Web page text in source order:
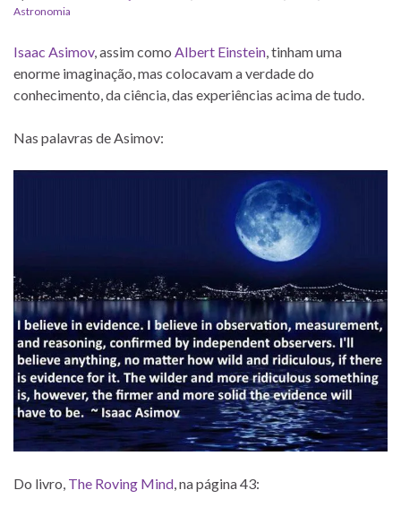
Astronomia
Isaac Asimov, assim como Albert Einstein, tinham uma
enorme imaginação, mas colocavam a verdade do
conhecimento, da ciência, das experiências acima de tudo.
Nas palavras de Asimov:
Do livro, The Roving Mind, na página 43: